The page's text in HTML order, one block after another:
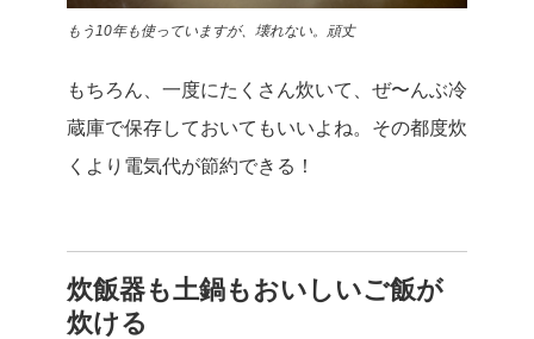
もう10年も使っていますが、壊れない。頑丈
もちろん、一度にたくさん炊いて、ぜ〜んぶ冷
蔵庫で保存しておいてもいいよね。その都度炊
くより電気代が節約できる！
炊飯器も土鍋もおいしいご飯が
炊ける